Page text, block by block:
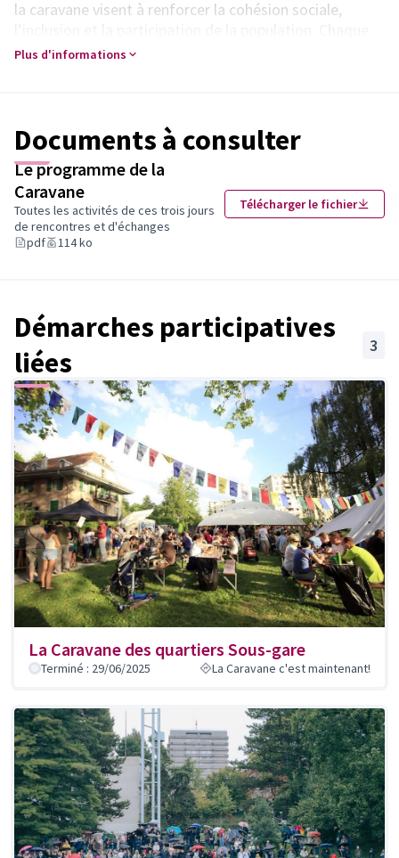
la caravane visent à renforcer la cohésion sociale,
année, les habitantes et habitants s'organisent pour
?
Contactez le service quartiers, jeunesse et famille
pour prendre part au développement du programme.
Retrouvez plus d'informations sur la Caravane des
quartiers sur le
site de la Ville.
(Lien externe)
Vous devez activer tous les cookies pour voir ce
contenu.
Modifier les paramètres des cookies
Plus d'informations
Documents à consulter
Le programme de la
Caravane
Toutes les activités de ces trois jours
de rencontres et d'échanges
pdf
114 ko
Télécharger le fichier
Démarches participatives
liées
3
La Caravane des quartiers Sous-gare
Terminé : 29/06/2025 La Caravane c'est maintenant!